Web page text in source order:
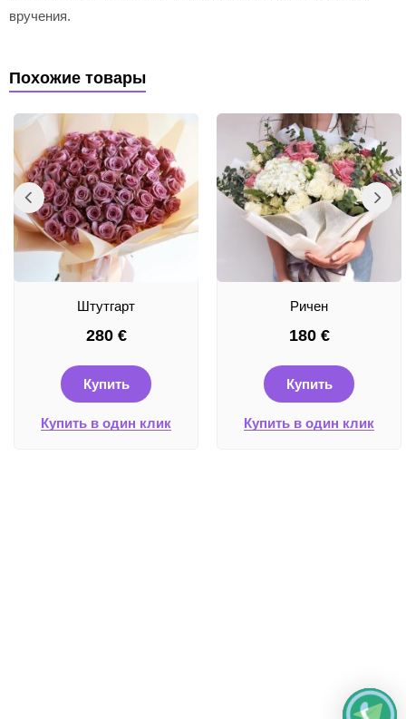
вручения.
Похожие товары
Штутгарт
280 €
Купить
Купить в один клик
Ричен
180 €
Купить
Купить в один клик